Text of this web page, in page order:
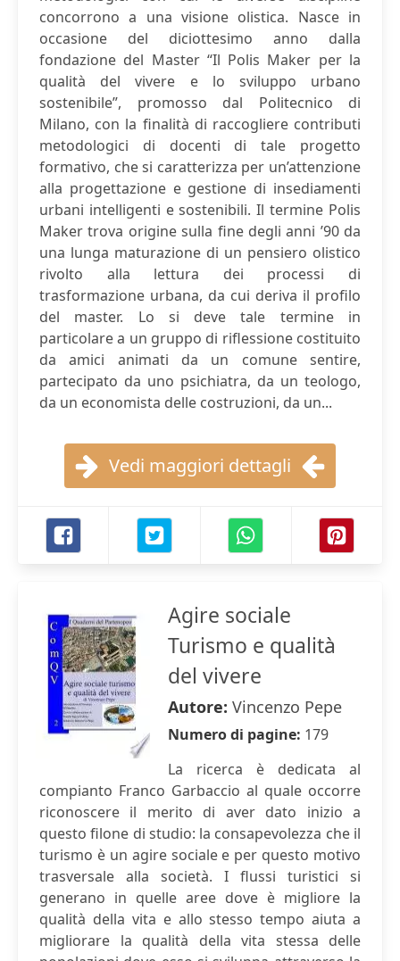
concorrono a una visione olistica. Nasce in
occasione del diciottesimo anno dalla
fondazione del Master “Il Polis Maker per la
qualità del vivere e lo sviluppo urbano
sostenibile”, promosso dal Politecnico di
Milano, con la finalità di raccogliere contributi
metodologici di docenti di tale progetto
formativo, che si caratterizza per un’attenzione
alla progettazione e gestione di insediamenti
urbani intelligenti e sostenibili. Il termine Polis
Maker trova origine sulla fine degli anni ’90 da
una lunga maturazione di un pensiero olistico
rivolto alla lettura dei processi di
trasformazione urbana, da cui deriva il profilo
del master. Lo si deve tale termine in
particolare a un gruppo di riflessione costituito
da amici animati da un comune sentire,
partecipato da uno psichiatra, da un teologo,
da un economista delle costruzioni, da un...
Vedi maggiori dettagli
Agire sociale
Turismo e qualità
del vivere
Autore: Vincenzo Pepe
Numero di pagine: 179
La ricerca è dedicata al
compianto Franco Garbaccio al quale occorre
riconoscere il merito di aver dato inizio a
questo filone di studio: la consapevolezza che il
turismo è un agire sociale e per questo motivo
trasversale alla società. I flussi turistici si
generano in quelle aree dove è migliore la
qualità della vita e allo stesso tempo aiuta a
migliorare la qualità della vita stessa delle